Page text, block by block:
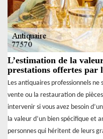
L’estimation de la
prestations offertes par
Les antiquaires professionnels
vente ou la restauration de
intervenir si vous avez besoin
la valeur d’un bien spécifique et
personnes qui héritent de leurs